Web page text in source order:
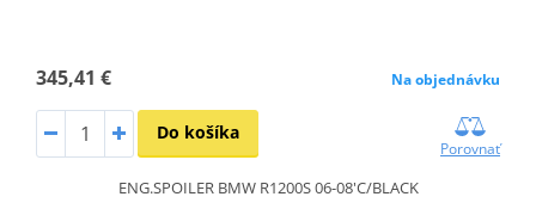
345,41 € Na objednávku
Do košíka
Porovnať
ENG.SPOILER BMW R1200S 06-08'C/BLACK